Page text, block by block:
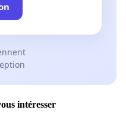
intéresser